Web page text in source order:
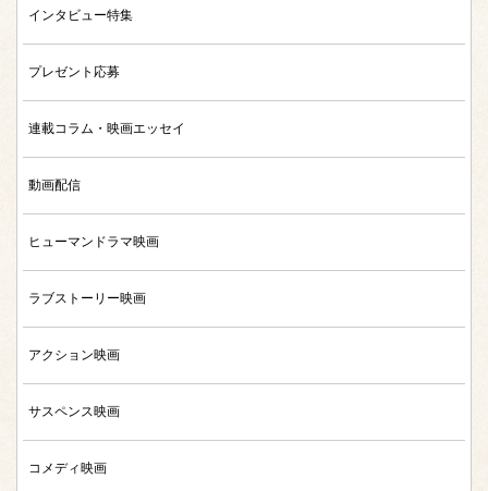
インタビュー特集
プレゼント応募
連載コラム・映画エッセイ
動画配信
ヒューマンドラマ映画
ラブストーリー映画
アクション映画
サスペンス映画
コメディ映画